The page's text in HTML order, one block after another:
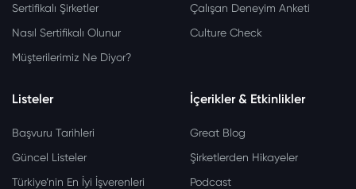
Sertifikalı Şirketler
Nasıl Sertifikalı Olunur
Müşterilerimiz Ne Diyor?
Çalışan Deneyim Anketi
Culture Check
Listeler
Başvuru Tarihleri
Güncel Listeler
Türkiye’nin En İyi İşverenleri
İçerikler & Etkinlikler
Great Blog
Şirketlerden Hikayeler
Podcast